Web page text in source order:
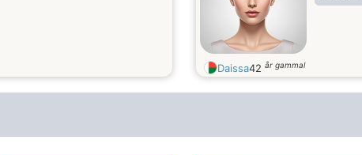
Daissa42 år gammal